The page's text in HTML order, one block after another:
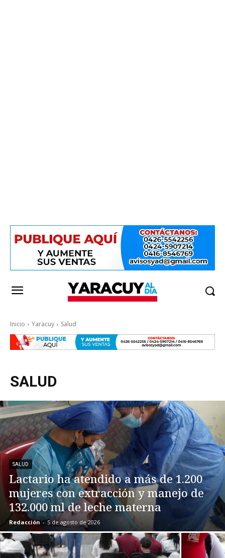
Inicio Yaracuy Salud
SALUD
SALUD
Lactario ha atendido a más de 1.200
mujeres con extracción y manejo de
132.000 ml de leche materna
Redacción - 5 de agosto de 2026